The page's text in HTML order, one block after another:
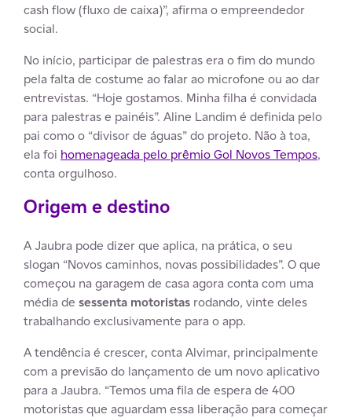
cash flow (fluxo de caixa)”, afirma o empreendedor
social.
No início, participar de palestras era o fim do mundo
pela falta de costume ao falar ao microfone ou ao dar
entrevistas. “Hoje gostamos. Minha filha é convidada
para palestras e painéis”. Aline Landim é definida pelo
pai como o “divisor de águas” do projeto. Não à toa,
ela foi homenageada pelo prêmio Gol Novos Tempos,
conta orgulhoso.
Origem e destino
A Jaubra pode dizer que aplica, na prática, o seu
slogan “Novos caminhos, novas possibilidades”. O que
começou na garagem de casa agora conta com uma
média de sessenta motoristas rodando, vinte deles
trabalhando exclusivamente para o app.
A tendência é crescer, conta Alvimar, principalmente
com a previsão do lançamento de um novo aplicativo
para a Jaubra. “Temos uma fila de espera de 400
motoristas que aguardam essa liberação para começar